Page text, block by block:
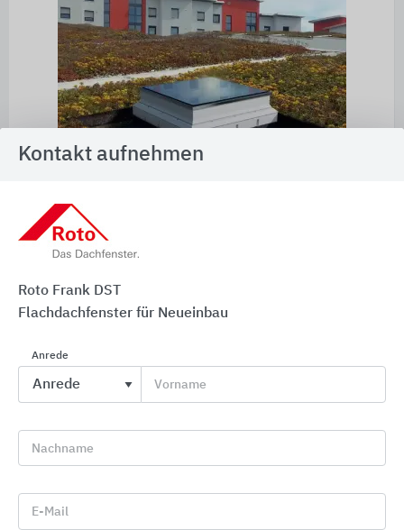
Aufsatzkranz ASK
Montage. Baufertige Rahmen in Einbauhöhen von
15, 30 und 45 cm.
Kontakt aufnehmen
Roto Frank DST
Flachdachfenster für Neueinbau
Anrede
Vorname
Nachname
E-Mail